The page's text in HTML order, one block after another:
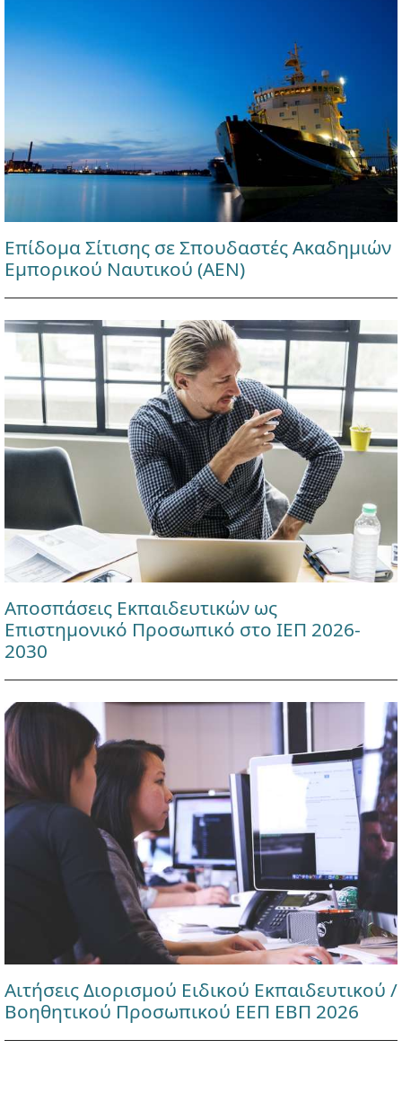
Επίδομα Σίτισης σε Σπουδαστές Ακαδημιών
Εμπορικού Ναυτικού (ΑΕΝ)
Αποσπάσεις Εκπαιδευτικών ως
Επιστημονικό Προσωπικό στο ΙΕΠ 2026-
2030
Αιτήσεις Διορισμού Ειδικού Εκπαιδευτικού /
Βοηθητικού Προσωπικού ΕΕΠ ΕΒΠ 2026